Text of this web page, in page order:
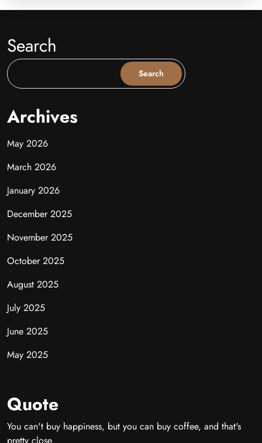
Search
Search
Archives
May 2026
March 2026
January 2026
December 2025
November 2025
October 2025
August 2025
July 2025
June 2025
May 2025
Quote
You can't buy happiness, but you can buy coffee, and that's
pretty close.